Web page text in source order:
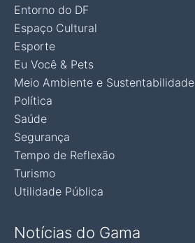
Entorno do DF
Espaço Cultural
Esporte
Eu Você & Pets
Meio Ambiente e Sustentabilidade
Política
Saúde
Segurança
Tempo de Reflexão
Turismo
Utilidade Pública
Notícias do Gama